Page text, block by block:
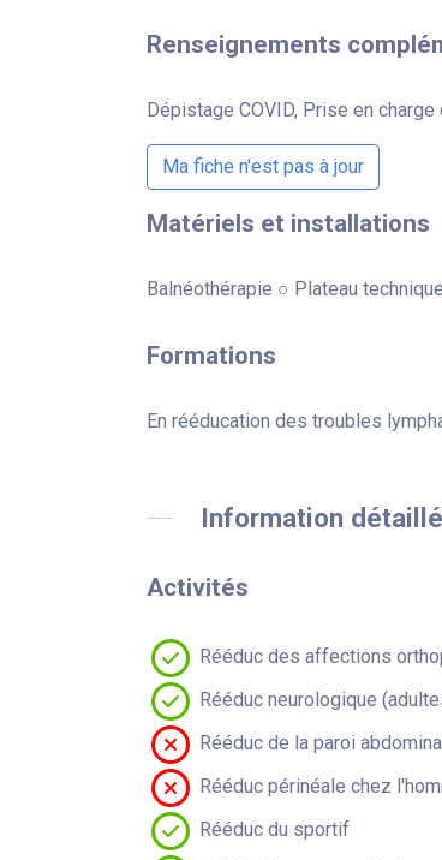
Renseignements
Dépistage COVID, Prise en
Ma fiche n'est pas à jour
Matériels et installations
Balnéothérapie ○ Plateau technique
Formations
En rééducation des troubles
Information
Activités
Rééduc des affections
Rééduc neurologique
Rééduc de la paroi
Rééduc périnéale chez
Rééduc du sportif